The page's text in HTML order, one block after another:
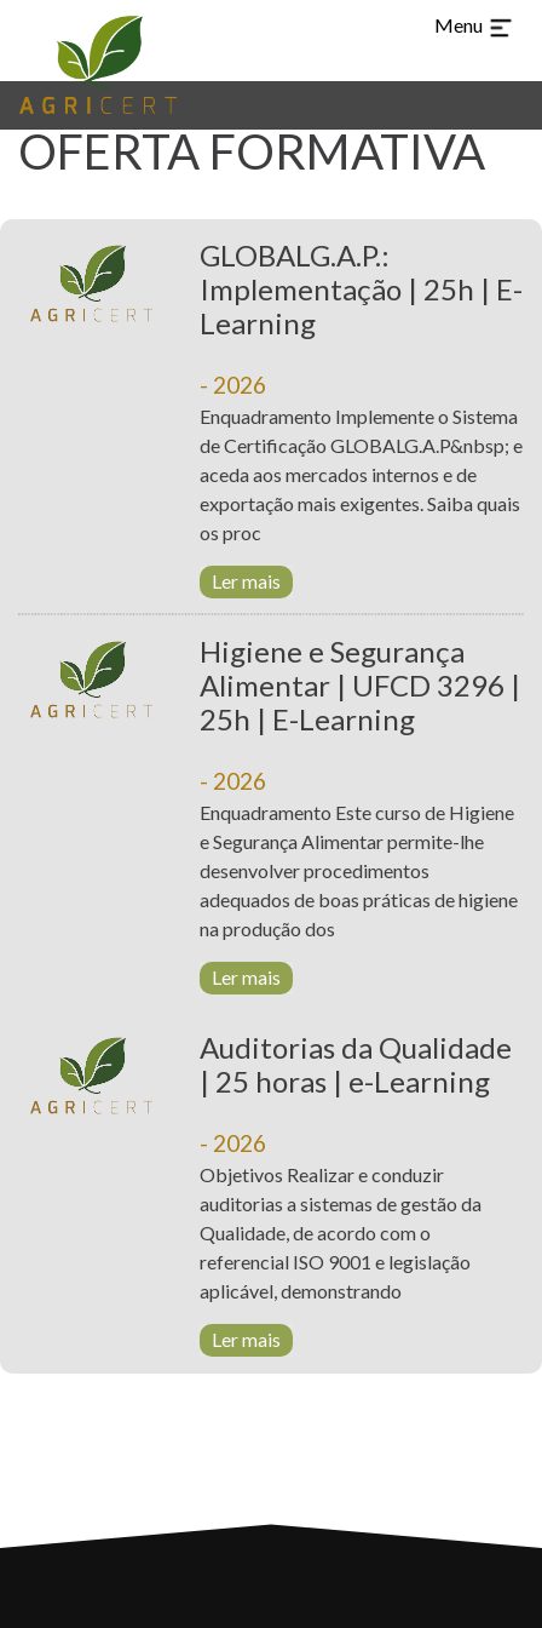
Menu
TUR ARA ES
HOME(CURRENT)
AGRICERT
PROJETOS
CONTACTOS
agricert@agricert.pt
OFERTA FORMATIVA
GLOBALG.A.P.:
Implementação | 25h | E-
Learning
- 2026
Enquadramento Implemente o Sistema
de Certificação GLOBALG.A.P&nbsp; e
aceda aos mercados internos e de
exportação mais exigentes. Saiba quais
os proc
Ler mais
Higiene e Segurança
Alimentar | UFCD 3296 |
25h | E-Learning
- 2026
Enquadramento Este curso de Higiene
e Segurança Alimentar permite-lhe
desenvolver procedimentos
adequados de boas práticas de higiene
na produção dos
Ler mais
Auditorias da Qualidade
| 25 horas | e-Learning
- 2026
Objetivos Realizar e conduzir
auditorias a sistemas de gestão da
Qualidade, de acordo com o
referencial ISO 9001 e legislação
aplicável, demonstrando
Ler mais